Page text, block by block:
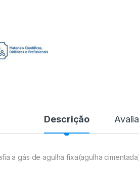
Descrição
a gás de agulha fixa(agulha